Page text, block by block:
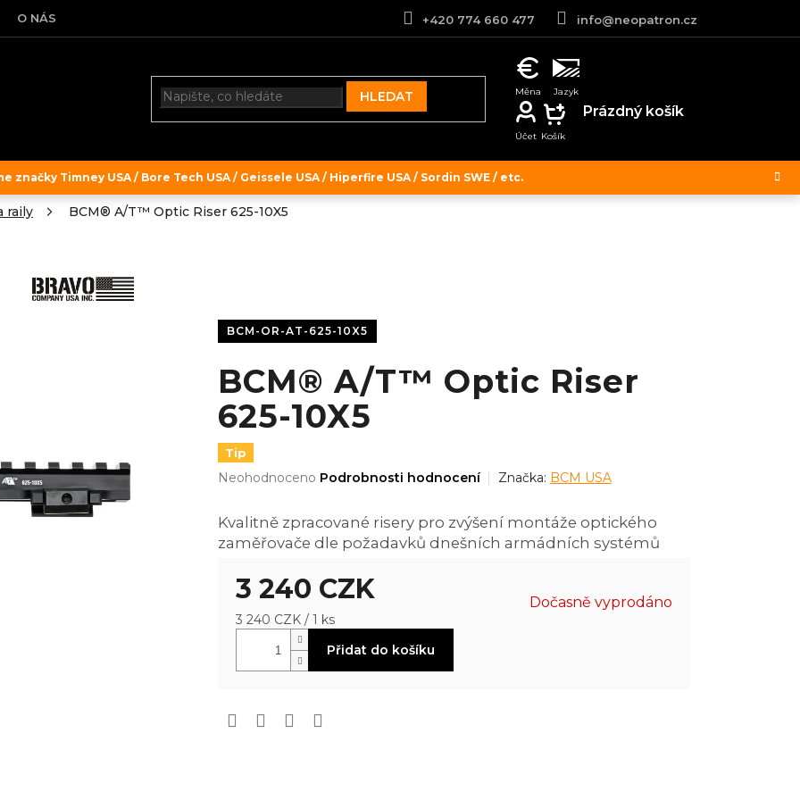
značky Timney USA / Bore Tech USA / Geissele USA / Hiperfire USA / Sordin SWE / etc.
+420 774 660 477 info@neopatron.cz
O NÁS
HLEDAT
NÁKUPNÍ
KOŠÍK
Prázdný košík
raily BCM® A/T™ Optic Riser 625-10X5
BCM® A/T™ Optic Riser
625-10X5
BCM-OR-AT-625-10X5
Tip
Průměrné
je
0,0
hvězdiček.
Neohodnoceno Podrobnosti hodnocení Značka: BCM USA
3 240 CZK
Měrná
3 240 CZK / 1 ks
Dočasně vyprodáno
Přidat do košíku
Kvalitně zpracované risery pro zvýšení montáže optického
zaměřovače dle požadavků dnešních armádních systémů